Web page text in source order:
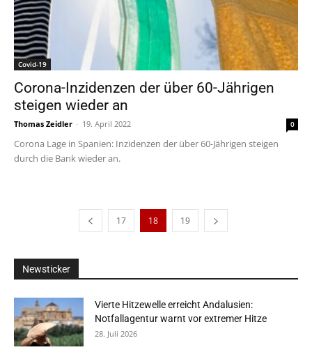
Covid-19
Corona-Inzidenzen der über 60-Jährigen
steigen wieder an
Thomas Zeidler - 19. April 2022 0
Corona Lage in Spanien: Inzidenzen der über 60-Jährigen steigen
durch die Bank wieder an.
17 18 19
Newsticker
Vierte Hitzewelle erreicht Andalusien:
Notfallagentur warnt vor extremer Hitze
28. Juli 2026